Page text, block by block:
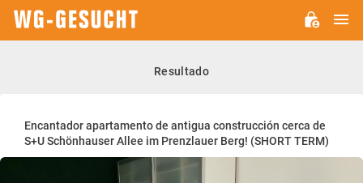
Resultado
Encantador apartamento de antigua construcción cerca de
S+U Schönhauser Allee im Prenzlauer Berg! (SHORT TERM)